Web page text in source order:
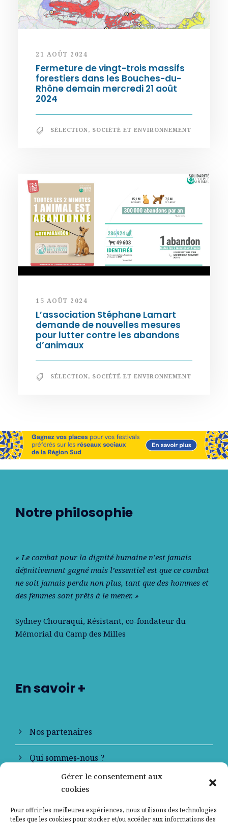
Gérer le consentement aux
cookies
Pour offrir les meilleures expériences, nous utilisons des technologies
telles que les cookies pour stocker et/ou accéder aux informations des
21 AOÛT 2024
Fermeture de vingt-trois massifs
forestiers dans les Bouches-du-
Rhône demain mercredi 21 août
2024
SÉLECTION, SOCIÉTÉ ET ENVIRONNEMENT
15 AOÛT 2024
L’association Stéphane Lamart
demande de nouvelles mesures
pour lutter contre les abandons
d’animaux
SÉLECTION, SOCIÉTÉ ET ENVIRONNEMENT
Notre philosophie
« Le combat pour la dignité humaine n’est jamais
déﬁnitivement gagné mais l’essentiel est que ce combat
ne soit jamais perdu non plus, tant que des hommes et
des femmes sont prêts à le mener. »
Sydney Chouraqui, Résistant, co-fondateur du
Mémorial du Camp des Milles
En savoir +
Nos partenaires
Qui sommes-nous ?
Contactez-nous
Mentions légales